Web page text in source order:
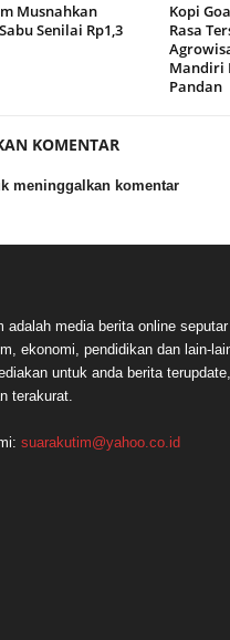
Musnahkan
Senilai Rp1,3
Kopi
Rasa
Mandiri
Pandan
KOMENTAR
meninggalkan komentar
adalah media berita online seputar
ekonomi, pendidikan dan lain-
untuk anda berita terupdate,
terakurat.
suarakutim@yahoo.co.id